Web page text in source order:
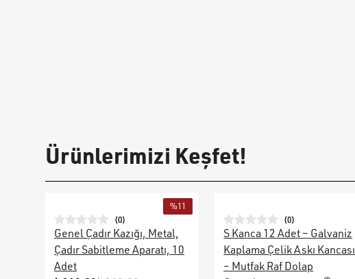
Ürünlerimizi Keşfet!
%11
(0)
Genel Çadır Kazığı, Metal,
Çadır Sabitleme Aparatı, 10
Adet
(0)
S Kanca 12 Adet – Galvaniz
Kaplama Çelik Askı Kancası
– Mutfak Raf Dolap